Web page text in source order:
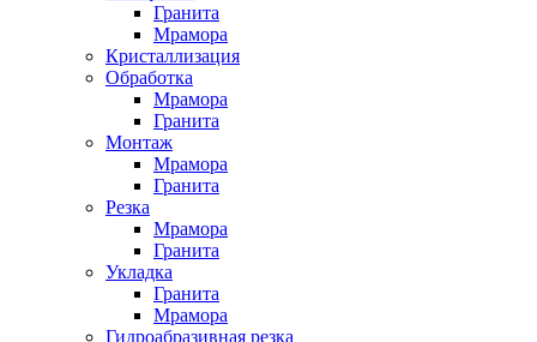
Гранита
Мрамора
Кристаллизация
Обработка
Мрамора
Гранита
Монтаж
Мрамора
Гранита
Резка
Мрамора
Гранита
Укладка
Гранита
Мрамора
Гидроабразивная резка